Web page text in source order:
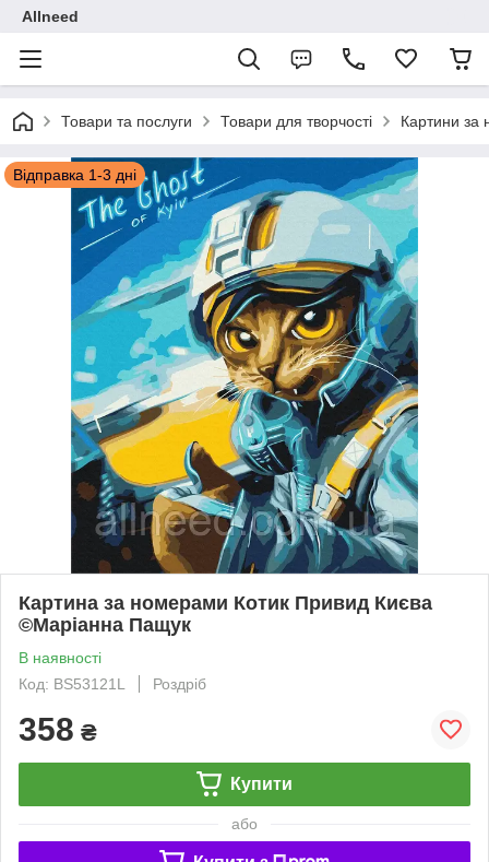
Allneed
Товари та послуги Товари для творчості Картини за
Відправка 1-3 дні
Картина за номерами Котик Привид Києва
©Маріанна Пащук
В наявності
Код: BS53121L
Роздріб
358 ₴
Купити
або